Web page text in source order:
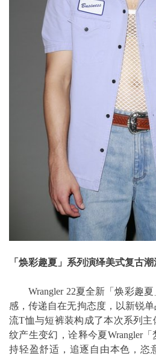
「焕彩趣夏」系列演绎美式复古
Wrangler 22夏全新「焕彩趣夏
感，传递自在无拘态度，以新锐
流T恤与短裤装构成了本次系列
纹产生变幻，诠释今夏Wrangler
持轻盈舒适，追逐自由本色，恣